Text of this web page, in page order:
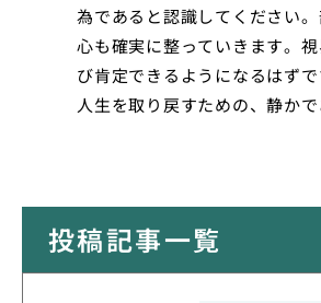
為であると認識してください
心も確実に整っていきます。
び肯定できるようになるはず
人生を取り戻すための、静か
投稿記事一覧